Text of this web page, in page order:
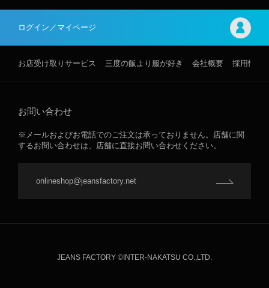
ログイン／マイページ
お店受け取りサービス 三度の飯より服が好き 会社概要 採用情報
お問い合わせ
※メールおよびお電話でのご注文は承っておりません。店舗に関
するお問い合わせは、店舗に直接お問い合わせください。
onlineshop@jeansfactory.net
JEANS FACTORY ©INTER-NAKATSU CO.,LTD.